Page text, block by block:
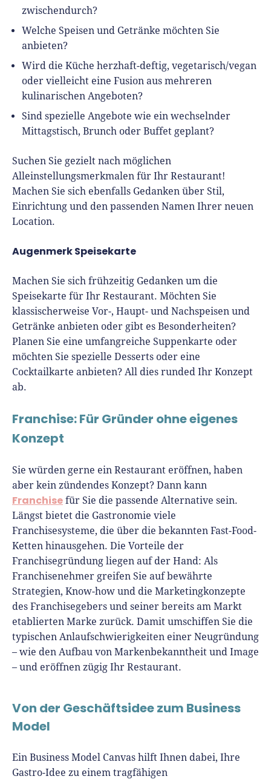
zwischendurch?
Welche Speisen und Getränke möchten Sie
anbieten?
Wird die Küche herzhaft-deftig, vegetarisch/vegan
oder vielleicht eine Fusion aus mehreren
kulinarischen Angeboten?
Sind spezielle Angebote wie ein wechselnder
Mittagstisch, Brunch oder Buffet geplant?
Suchen Sie gezielt nach möglichen
Alleinstellungsmerkmalen für Ihr Restaurant!
Machen Sie sich ebenfalls Gedanken über Stil,
Einrichtung und den passenden Namen Ihrer neuen
Location.
Augenmerk Speisekarte
Machen Sie sich frühzeitig Gedanken um die
Speisekarte für Ihr Restaurant. Möchten Sie
klassischerweise Vor-, Haupt- und Nachspeisen und
Getränke anbieten oder gibt es Besonderheiten?
Planen Sie eine umfangreiche Suppenkarte oder
möchten Sie spezielle Desserts oder eine
Cocktailkarte anbieten? All dies runded Ihr Konzept
ab.
Franchise: Für Gründer ohne eigenes
Konzept
Sie würden gerne ein Restaurant eröffnen, haben
aber kein zündendes Konzept? Dann kann
Franchise für Sie die passende Alternative sein.
Längst bietet die Gastronomie viele
Franchisesysteme, die über die bekannten Fast-Food-
Ketten hinausgehen. Die Vorteile der
Franchisegründung liegen auf der Hand: Als
Franchisenehmer greifen Sie auf bewährte
Strategien, Know-how und die Marketingkonzepte
des Franchisegebers und seiner bereits am Markt
etablierten Marke zurück. Damit umschiffen Sie die
typischen Anlaufschwierigkeiten einer Neugründung
– wie den Aufbau von Markenbekanntheit und Image
– und eröffnen zügig Ihr Restaurant.
Von der Geschäftsidee zum Business
Model
Ein Business Model Canvas hilft Ihnen dabei, Ihre
Gastro-Idee zu einem tragfähigen